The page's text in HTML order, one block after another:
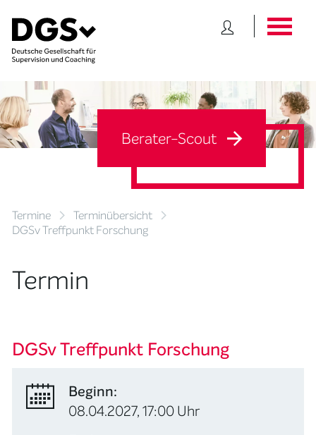
Termine
Terminübersicht
DGSv Treffpunkt Forschung
Berater-Scout
Termin
DGSv Treffpunkt Forschung
Beginn:
08.04.2027, 17:00 Uhr